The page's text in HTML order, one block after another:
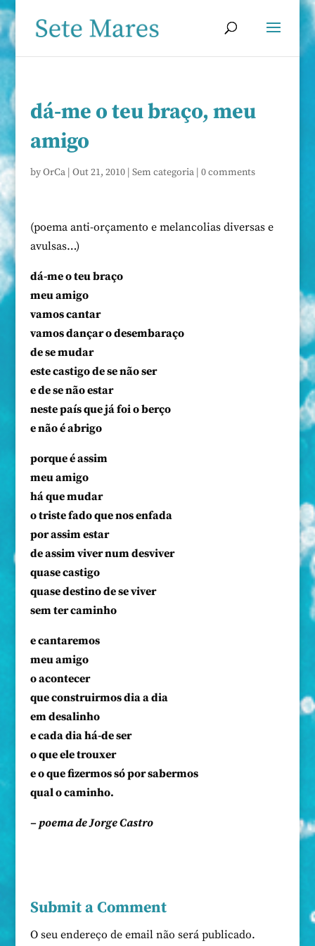
dá-me o teu braço, meu
amigo
byOrCa| Out 21, 2010| Sem categoria| 0 comments
(poema anti-orçamento e melancolias diversas e
avulsas…)
dá-me o teu braço
meu amigo
vamos cantar
vamos dançar o desembaraço
de se mudar
este castigo de se não ser
e de se não estar
neste país que já foi o berço
e não é abrigo
porque é assim
meu amigo
há que mudar
o triste fado que nos enfada
por assim estar
de assim viver num desviver
quase castigo
quase destino de se viver
sem ter caminho
e cantaremos
meu amigo
o acontecer
que construirmos dia a dia
em desalinho
e cada dia há-de ser
o que ele trouxer
e o que fizermos só por sabermos
qual o caminho.
– poema de Jorge Castro
Submit a Comment
O seu endereço de email não será publicado.